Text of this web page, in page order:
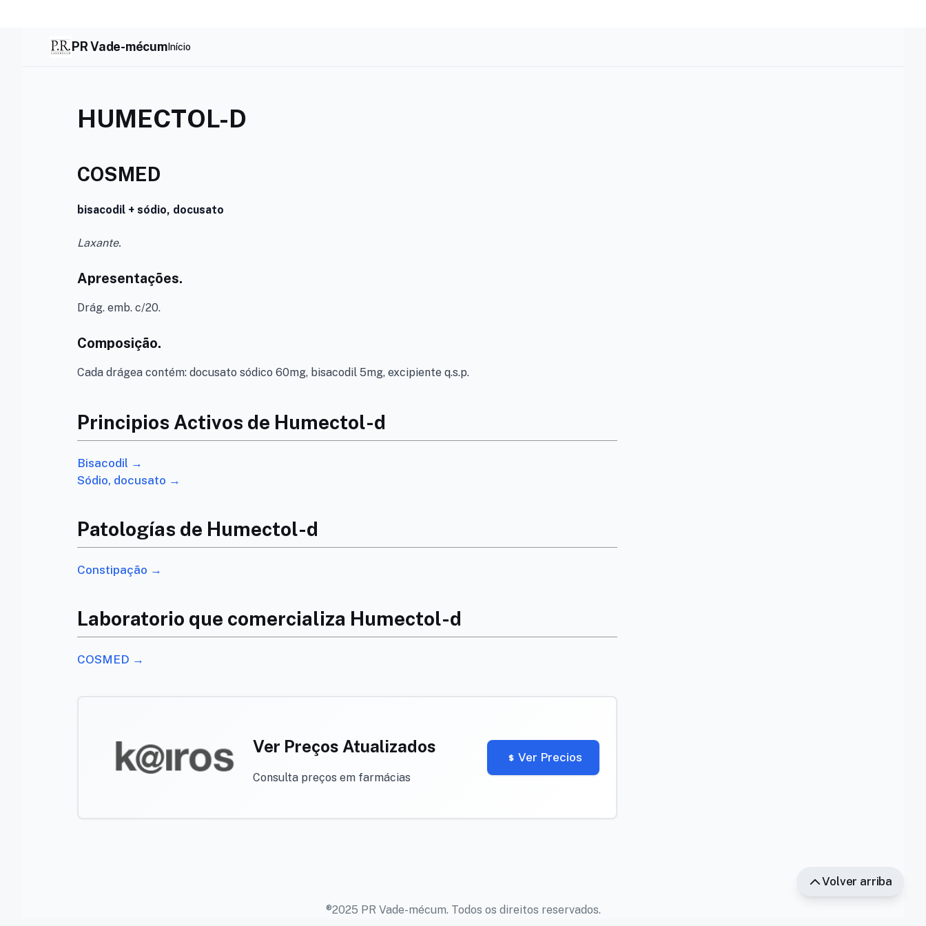
PR Vade-mécumInício
HUMECTOL-D
COSMED
bisacodil + sódio, docusato
Laxante.
Apresentações.
Drág. emb. c/20.
Composição.
Cada drágea contém: docusato sódico 60mg, bisacodil 5mg, excipiente q.s.p.
Principios Activos de Humectol-d
Bisacodil →
Sódio, docusato →
Patologías de Humectol-d
Constipação →
Laboratorio que comercializa Humectol-d
COSMED →
Ver Preços Atualizados
Consulta preços em farmácias
Ver Precios
®2025 PR Vade-mécum. Todos os direitos reservados.
Volver arriba